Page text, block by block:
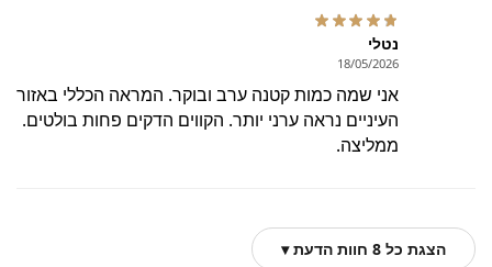
נטלי
18/05/2026
אני שמה כמות קטנה ערב ובוקר. המראה הכללי באזור
העיניים נראה ערני יותר. הקווים הדקים פחות בולטים.
ממליצה.
הצגת כל 8 חוות הדעת ▾